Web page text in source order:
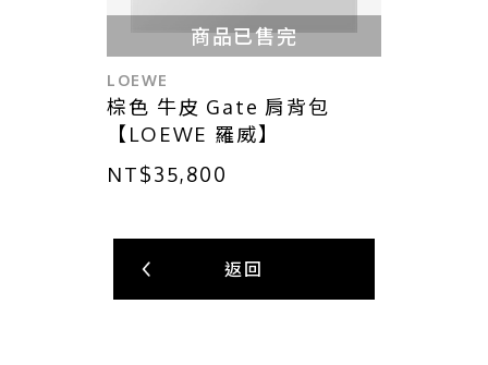
商品已售完
LOEWE
棕色 牛皮 Gate 肩背包
【LOEWE 羅威】
NT$35,800
返回